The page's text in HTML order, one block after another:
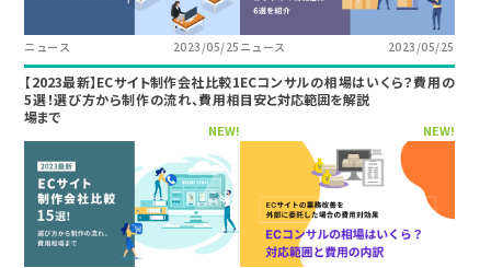
ニュース 2023/05/25 ニュース 2023/05/25
【2023最新】ECサイト制作会社比較1
5選！選び方から制作の流れ、費用相
場まで
NEW!
ECコンサルの相場はいくら？費用の
目安と対応範囲を解説
NEW!